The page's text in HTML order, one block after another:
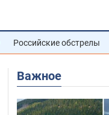
Российские обстрелы
Важное